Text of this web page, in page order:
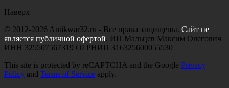
Наверх
© 2012-2026 Antikwar32.ru - Все права защищены. Сайт не
является публичной офертой. ИП Мальцев Максим Олегович
ИНН 325507567319 ОГРНИП 316325600055530
This site is protected by reCAPTCHA and the Google Privacy
Policy and Terms of Service apply.